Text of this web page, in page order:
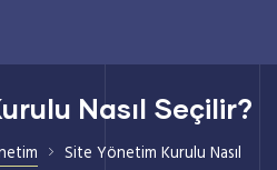
Nasıl Seçilir?
Site Yönetim Kurulu Nasıl